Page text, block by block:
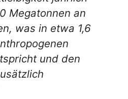
Megatonnen an
was in etwa 1,6
und den